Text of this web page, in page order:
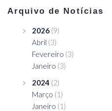
Arquivo de Notícias
2026 (9)
Abril (3)
Fevereiro (3)
Janeiro (3)
2024 (2)
Março (1)
Janeiro (1)